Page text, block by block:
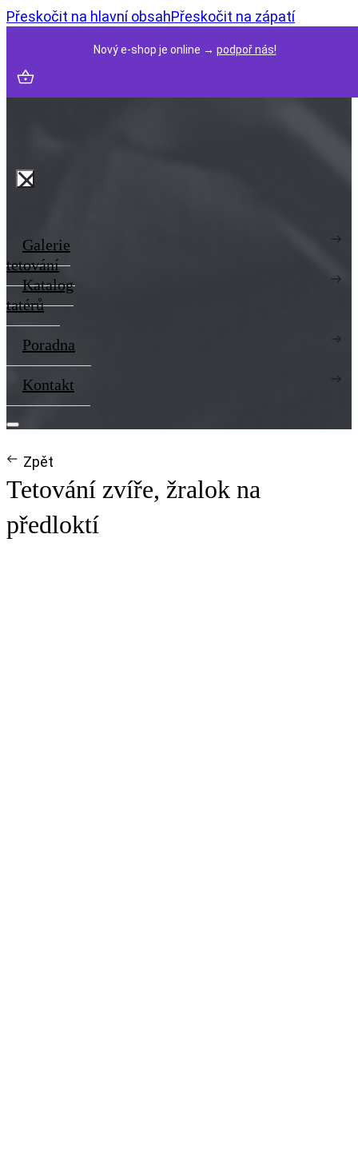
Přeskočit na hlavní obsahPřeskočit na zápatí
Nový e-shop je online → podpoř nás!
Galerie
tetování
Katalog
tatérů
Poradna
Kontakt
Zpět
Tetování zvíře, žralok na
předloktí